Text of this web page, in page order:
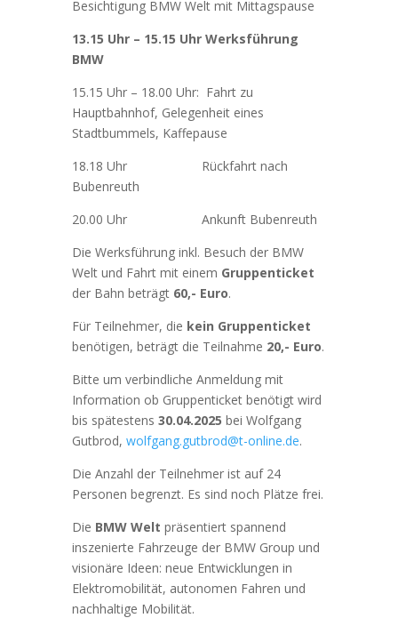
Besichtigung BMW Welt mit Mittagspause
13.15 Uhr – 15.15 Uhr Werksführung
BMW
15.15 Uhr – 18.00 Uhr: Fahrt zu
Hauptbahnhof, Gelegenheit eines
Stadtbummels, Kaffepause
18.18 Uhr
Rückfahrt nach
Bubenreuth
20.00 Uhr
Ankunft Bubenreuth
Die Werksführung inkl. Besuch der BMW
Welt und Fahrt mit einem Gruppenticket
der Bahn beträgt 60,- Euro.
Für Teilnehmer, die kein Gruppenticket
benötigen, beträgt die Teilnahme 20,- Euro.
Bitte um verbindliche Anmeldung mit
Information ob Gruppenticket benötigt wird
bis spätestens 30.04.2025 bei Wolfgang
Gutbrod, wolfgang.gutbrod@t-online.de.
Die Anzahl der Teilnehmer ist auf 24
Personen begrenzt. Es sind noch Plätze frei.
Die BMW Welt präsentiert spannend
inszenierte Fahrzeuge der BMW Group und
visionäre Ideen: neue Entwicklungen in
Elektromobilität, autonomen Fahren und
nachhaltige Mobilität.